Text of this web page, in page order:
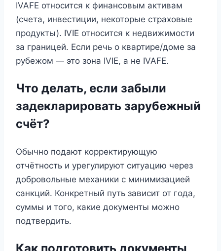
IVAFE относится к финансовым активам
(счета, инвестиции, некоторые страховые
продукты). IVIE относится к недвижимости
за границей. Если речь о квартире/доме за
рубежом — это зона IVIE, а не IVAFE.
Что делать, если забыли
задекларировать зарубежный
счёт?
Обычно подают корректирующую
отчётность и урегулируют ситуацию через
добровольные механики с минимизацией
санкций. Конкретный путь зависит от года,
суммы и того, какие документы можно
подтвердить.